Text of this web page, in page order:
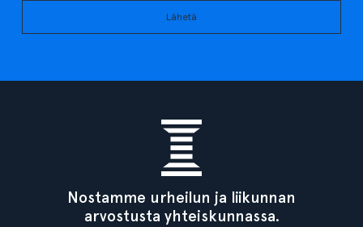
Lähetä
Nostamme urheilun ja liikunnan
arvostusta yhteiskunnassa.